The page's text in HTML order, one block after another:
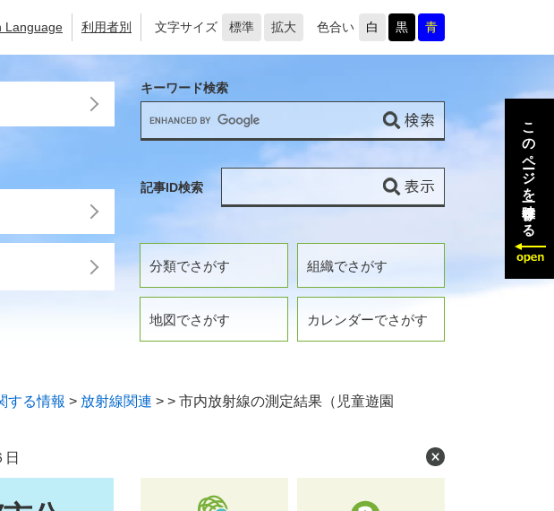
Language 利用者別 文字サイズ 標準 拡大 色合い 白 黒 青
分類でさがす 組織でさがす
地図でさがす カレンダーでさがす
キーワード検索
記事ID検索
する情報 > 放射線関連 > > 市内放射線の測定結果（児童遊園
このページを一時保存する